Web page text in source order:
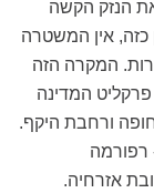
הנזק הקשה
כזה, אין המשטרה
המקרה הזה
המדינה
ורחבת היקף.
רפורמה
אזרחיה.